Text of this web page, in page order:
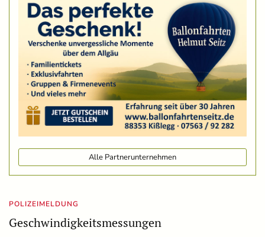
Alle Partnerunternehmen
POLIZEIMELDUNG
Geschwindigkeitsmessungen